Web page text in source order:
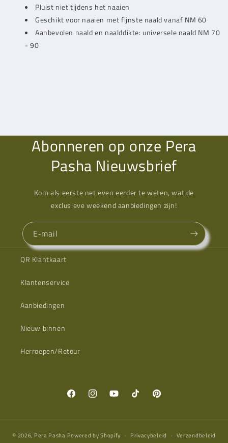
Pluist niet tijdens het naaien
Geschikt voor naaien met fijnste naald vanaf NM 60
Aanbevolen naald en naalddikte: universele naald NM 70
- 90
Abonneren op onze Pera
Pasha Nieuwsbrief
Kom als eerste net even eerder te weten, wat de
exclusieve weekend aanbiedingen zijn!
E‑mail
QR Klantkaart
Klantenservice
Aanbiedingen
Nieuw binnen
Herroepen/Retour
FacebookInstagramYouTubeTikTok Pinterest
© 2026, Pera Pasha Powered by Shopify Privacybeleid Verzendbeleid